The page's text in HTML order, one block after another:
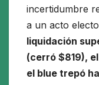
incertidumbre
a un acto
liquidación
(cerró $819),
el blue trepó